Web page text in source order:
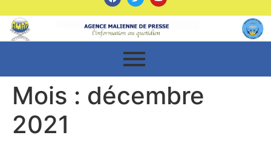
Mois : décembre
2021